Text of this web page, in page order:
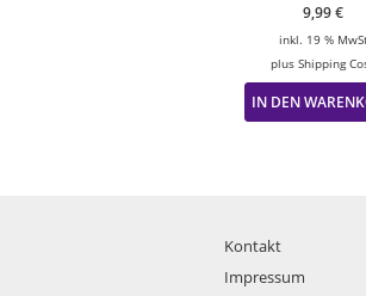
9,99€
inkl. 19 %
plusShipping
IN DEN
Kontakt
Impressum